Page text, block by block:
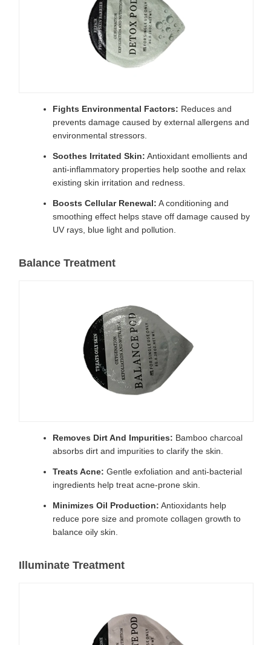
Fights Environmental Factors: Reduces and
prevents damage caused by external allergens and
environmental stressors.
Soothes Irritated Skin: Antioxidant emollients and
anti-inflammatory properties help soothe and relax
existing skin irritation and redness.
Boosts Cellular Renewal: A conditioning and
smoothing effect helps stave off damage caused by
UV rays, blue light and pollution.
Balance Treatment
Removes Dirt And Impurities: Bamboo charcoal
absorbs dirt and impurities to clarify the skin.
Treats Acne: Gentle exfoliation and anti-bacterial
ingredients help treat acne-prone skin.
Minimizes Oil Production: Antioxidants help
reduce pore size and promote collagen growth to
balance oily skin.
Illuminate Treatment